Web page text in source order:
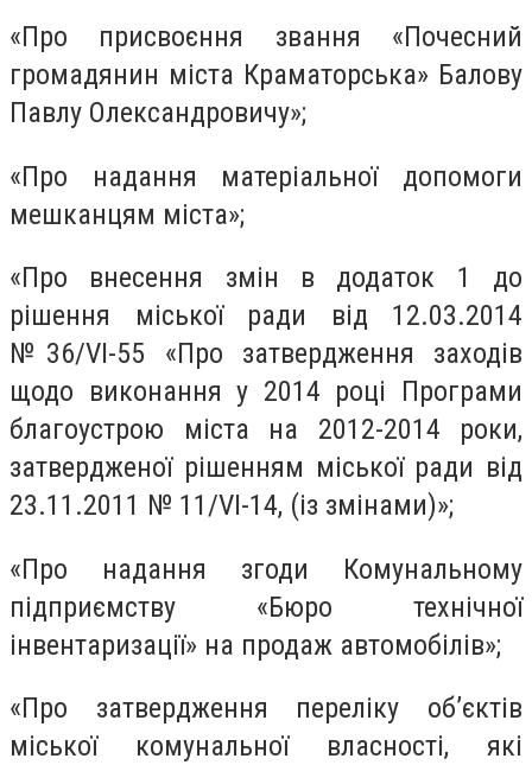
«Про присвоєння звання «Почесний
громадянин міста Краматорська» Балову
Павлу Олександровичу»;
«Про надання матеріальної допомоги
мешканцям міста»;
«Про внесення змін в додаток 1 до
рішення міської ради від 12.03.2014
№36/VІ-55 «Про затвердження заходів
щодо виконання у 2014 році Програми
благоустрою міста на 2012-2014 роки,
затвердженої рішенням міської ради від
23.11.2011 № 11/VІ-14, (із змінами)»;
«Про надання згоди Комунальному
підприємству «Бюро технічної
інвентаризації» на продаж автомобілів»;
«Про затвердження переліку об’єктів
міської комунальної власності, які